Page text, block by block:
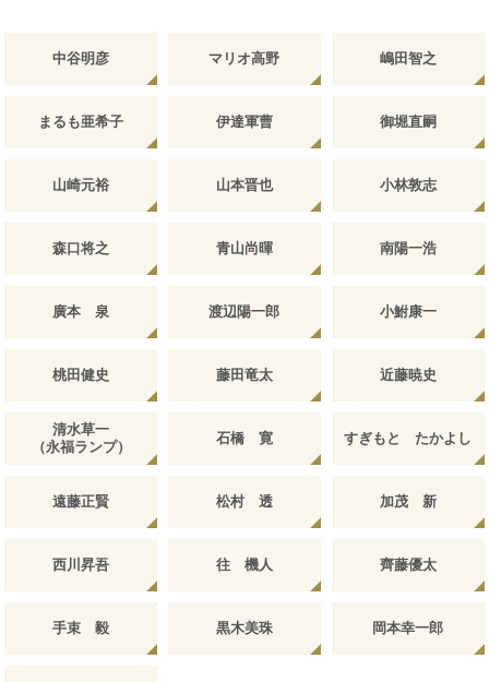
中谷明彦 マリオ高野 嶋田智之
まるも亜希子 伊達軍曹 御堀直嗣
山崎元裕 山本晋也 小林敦志
森口将之 青山尚暉 南陽一浩
廣本 泉 渡辺陽一郎 小鮒康一
桃田健史 藤田竜太 近藤暁史
清水草一
（永福ランプ）
石橋 寛 すぎもと たかよし
遠藤正賢 松村 透 加茂 新
西川昇吾 往 機人 齊藤優太
手束 毅 黒木美珠 岡本幸一郎